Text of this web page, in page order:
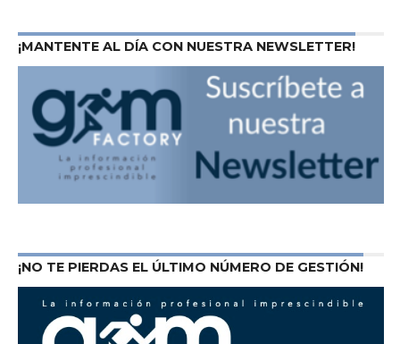
¡MANTENTE AL DÍA CON NUESTRA NEWSLETTER!
¡NO TE PIERDAS EL ÚLTIMO NÚMERO DE GESTIÓN!